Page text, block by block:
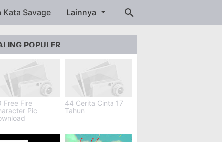
Kata Savage Lainnya
POPULER
Free Fire
Pic
44 Cerita Cinta 17
Tahun